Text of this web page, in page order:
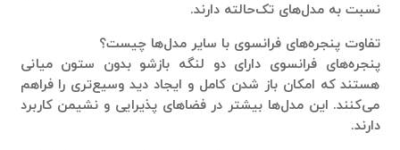
نسبت به مدل‌های تک‌حالته دارند.
تفاوت پنجره‌های فرانسوی با سایر مدل‌ها چیست؟
پنجره‌های فرانسوی دارای دو لنگه بازشو بدون ستون میانی
هستند که امکان باز شدن کامل و ایجاد دید وسیع‌تری را فراهم
می‌کنند. این مدل‌ها بیشتر در فضاهای پذیرایی و نشیمن کاربرد
دارند.